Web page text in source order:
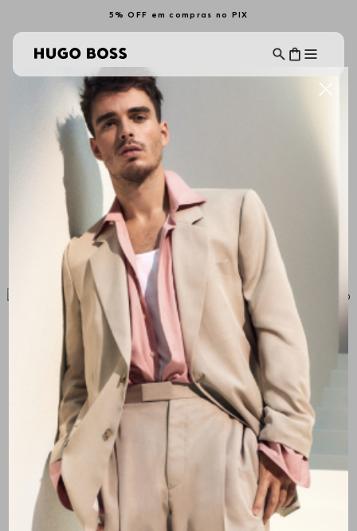
5% OFF em compras no PIX